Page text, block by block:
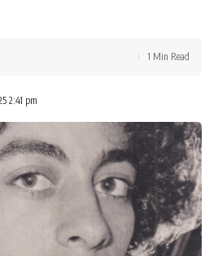
2:41 pm
1 Min Read